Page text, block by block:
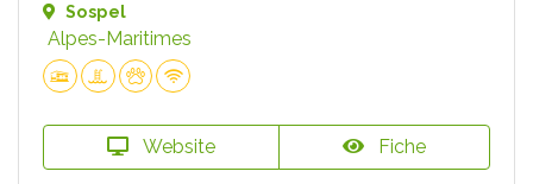
Sospel
Alpes-Maritimes
Website Fiche